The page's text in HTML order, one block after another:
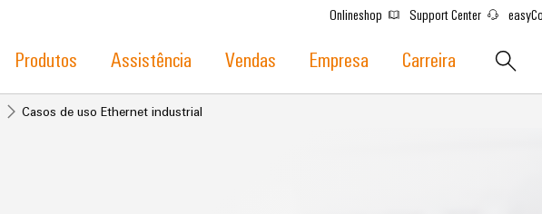
Onlineshop Support Center
Produtos Assistência Vendas Empresa Carreira
Casos de uso Ethernet industrial